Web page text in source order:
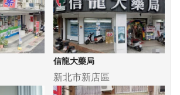
信龍大藥局
新北市新店區